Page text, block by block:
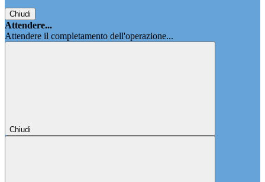
Chiudi
Attendere...
Attendere il completamento dell'operazione...
Chiudi